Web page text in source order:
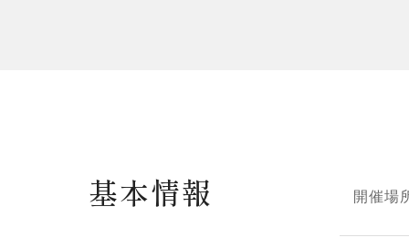
基本情報 開催場